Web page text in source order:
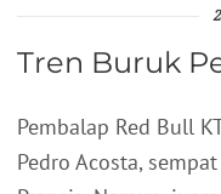
Tren Buruk
Pembalap Red Bull
Pedro Acosta,